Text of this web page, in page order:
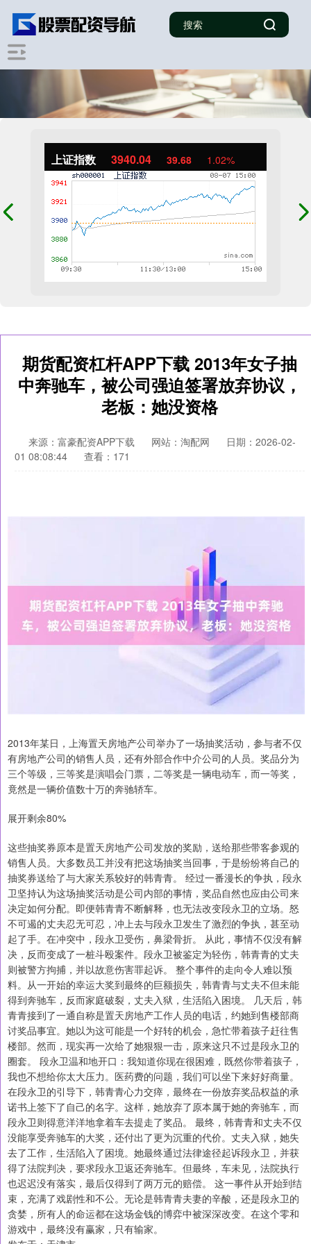
上证指数 3940.04 39.68 1.02%
期货配资杠杆APP下载 2013年女子抽
中奔驰车，被公司强迫签署放弃协议，
老板：她没资格
来源：富豪配资APP下载 网站：淘配网
日期：2026-02-
01 08:08:44
查看：171
2013年某日，上海置天房地产公司举办了一场抽奖活动，参与者不仅
有房地产公司的销售人员，还有外部合作中介公司的人员。奖品分为
三个等级，三等奖是演唱会门票，二等奖是一辆电动车，而一等奖，
竟然是一辆价值数十万的奔驰轿车。
展开剩余80%
这些抽奖券原本是置天房地产公司发放的奖励，送给那些带客参观的
销售人员。大多数员工并没有把这场抽奖当回事，于是纷纷将自己的
抽奖券送给了与大家关系较好的韩青青。 经过一番漫长的争执，段永
卫坚持认为这场抽奖活动是公司内部的事情，奖品自然也应由公司来
决定如何分配。即便韩青青不断解释，也无法改变段永卫的立场。怒
不可遏的丈夫忍无可忍，冲上去与段永卫发生了激烈的争执，甚至动
起了手。在冲突中，段永卫受伤，鼻梁骨折。 从此，事情不仅没有解
决，反而变成了一桩斗殴案件。段永卫被鉴定为轻伤，韩青青的丈夫
则被警方拘捕，并以故意伤害罪起诉。 整个事件的走向令人难以预
料。从一开始的幸运大奖到最终的巨额损失，韩青青与丈夫不但未能
得到奔驰车，反而家庭破裂，丈夫入狱，生活陷入困境。 几天后，韩
青青接到了一通自称是置天房地产工作人员的电话，约她到售楼部商
讨奖品事宜。她以为这可能是一个好转的机会，急忙带着孩子赶往售
楼部。然而，现实再一次给了她狠狠一击，原来这只不过是段永卫的
圈套。 段永卫温和地开口：我知道你现在很困难，既然你带着孩子，
我也不想给你太大压力。医药费的问题，我们可以坐下来好好商量。
在段永卫的引导下，韩青青心力交瘁，最终在一份放弃奖品权益的承
诺书上签下了自己的名字。这样，她放弃了原本属于她的奔驰车，而
段永卫则得意洋洋地拿着车去提走了奖品。 最终，韩青青和丈夫不仅
没能享受奔驰车的大奖，还付出了更为沉重的代价。丈夫入狱，她失
去了工作，生活陷入了困境。她最终通过法律途径起诉段永卫，并获
得了法院判决，要求段永卫返还奔驰车。但最终，车未见，法院执行
也迟迟没有落实，最后仅得到了两万元的赔偿。 这一事件从开始到结
束，充满了戏剧性和不公。无论是韩青青夫妻的辛酸，还是段永卫的
贪婪，所有人的命运都在这场金钱的博弈中被深深改变。在这个零和
游戏中，最终没有赢家，只有输家。